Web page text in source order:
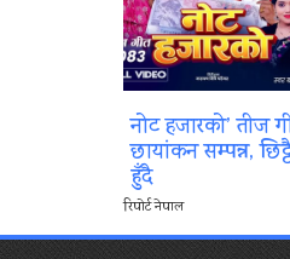
नोट हजारको’ तीज
छायांकन सम्पन्न,
हुँदै
रिपोर्ट नेपाल